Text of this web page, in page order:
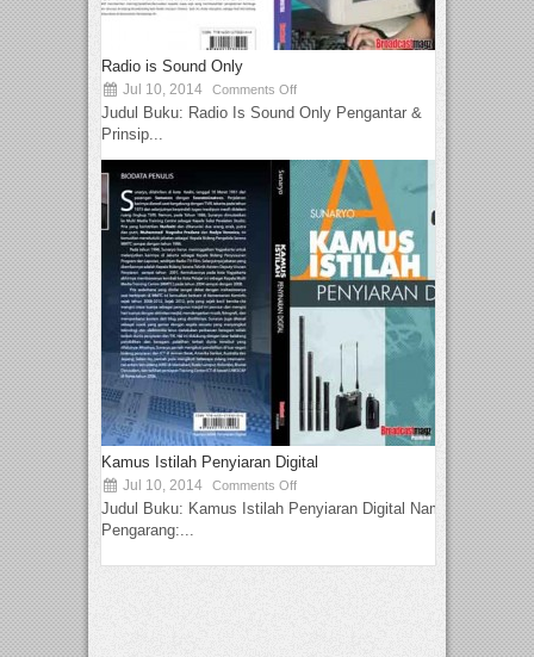
Radio is Sound Only
Jul 10, 2014 Comments Off
Judul Buku: Radio Is Sound Only Pengantar &
Prinsip...
Kamus Istilah Penyiaran Digital
Jul 10, 2014 Comments Off
Judul Buku: Kamus Istilah Penyiaran Digital Nama
Pengarang:...